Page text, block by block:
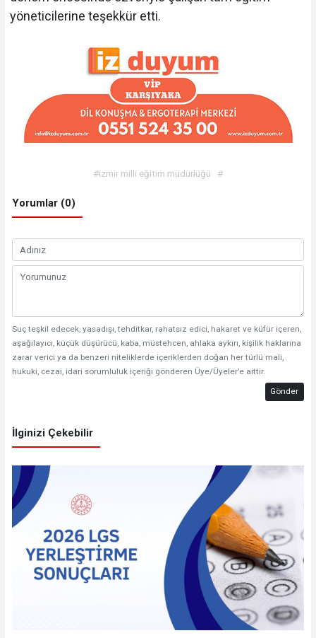
yöneticilerine teşekkür etti.
#izmir milli eğitim müdürlüğü #
Yorumlar (0)
Suç teşkil edecek, yasadışı, tehditkar, rahatsız edici, hakaret ve küfür içeren,
aşağılayıcı, küçük düşürücü, kaba, müstehcen, ahlaka aykırı, kişilik haklarına
zarar verici ya da benzeri niteliklerde içeriklerden doğan her türlü mali,
hukuki, cezai, idari sorumluluk içeriği gönderen Üye/Üyeler’e aittir.
Gönder
İlginizi Çekebilir